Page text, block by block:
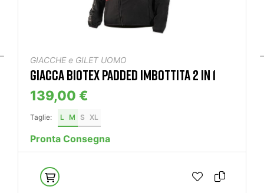
GIACCHE e GILET UOMO
GIACCA BIOTEX PADDED IMBOTTITA 2 IN 1
139,00 €
Taglie: L M S XL
Pronta Consegna